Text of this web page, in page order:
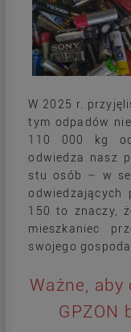
W 2025 r.
tym odpadów
110 000 kg
odwiedza nasz
stu osób – w
odwiedzających
150 to znaczy,
mieszkaniec
swojego
Ważne,
GPZON